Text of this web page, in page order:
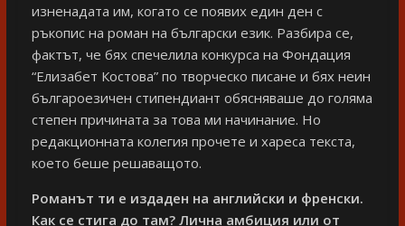
изненадата им, когато се появих един ден с
ръкопис на роман на български език. Разбира се,
фактът, че бях спечелила конкурса на Фондация
“Елизабет Костова” по творческо писане и бях неин
българоезичен стипендиант обясняваше до голяма
степен причината за това ми начинание. Но
редакционната колегия прочете и хареса текста,
което беше решаващото.
Романът ти е издаден на английски и френски.
Как се стига до там? Лична амбиция или от